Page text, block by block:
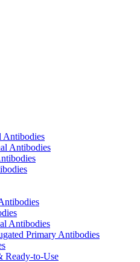
Antibodies
Antibodies
Antibodies
Primary Antibodies
Ready-to-Use